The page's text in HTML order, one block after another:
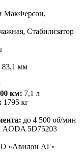
МакФерсон,
Стабилизатор
83,1 мм
км: 7,1 л
1795 кг
до 4 500 об/мин
AODA 5D75203
«Авилон АГ»